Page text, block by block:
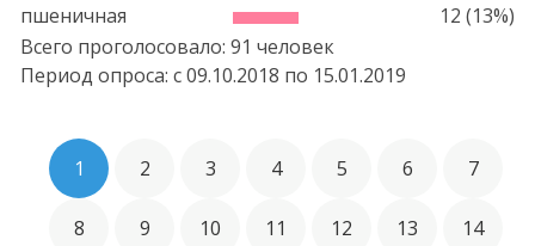
пшеничная
12 (13%)
Всего проголосовало: 91 человек
Период опроса: c09.10.2018 по 15.01.2019
1 2 3 4 5 6 7
8 9 10 11 12 13 14